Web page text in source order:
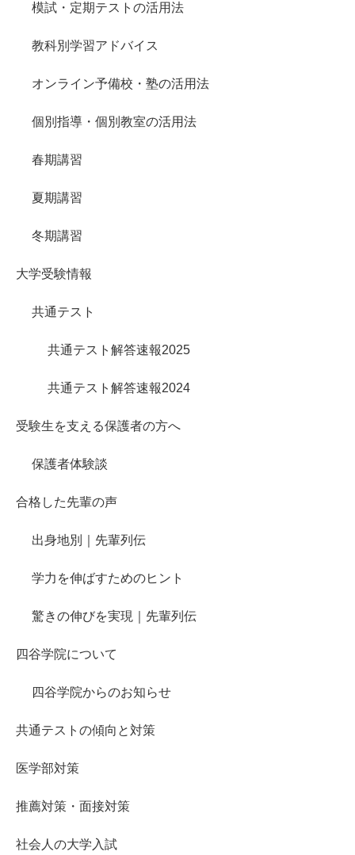
模試・定期テストの活用法
教科別学習アドバイス
オンライン予備校・塾の活用法
個別指導・個別教室の活用法
春期講習
夏期講習
冬期講習
大学受験情報
共通テスト
共通テスト解答速報2025
共通テスト解答速報2024
受験生を支える保護者の方へ
保護者体験談
合格した先輩の声
出身地別｜先輩列伝
学力を伸ばすためのヒント
驚きの伸びを実現｜先輩列伝
四谷学院について
四谷学院からのお知らせ
共通テストの傾向と対策
医学部対策
推薦対策・面接対策
社会人の大学入試